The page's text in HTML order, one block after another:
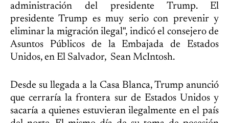
administración del presidente Trump. El
presidente Trump es muy serio con prevenir y
eliminar la migración ilegal", indicó el consejero de
Asuntos Públicos de la Embajada de Estados
Unidos, en El Salvador, Sean McIntosh.
Desde su llegada a la Casa Blanca, Trump anunció
que cerraría la frontera sur de Estados Unidos y
sacaría a quienes estuvieran ilegalmente en el país